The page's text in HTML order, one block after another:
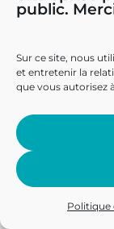
public.
Sur ce site, nous
et entretenir la
que vous autorisez
Politique
Sarthe (72)
Mayenne (53)
Maine-et-
Gard (30)